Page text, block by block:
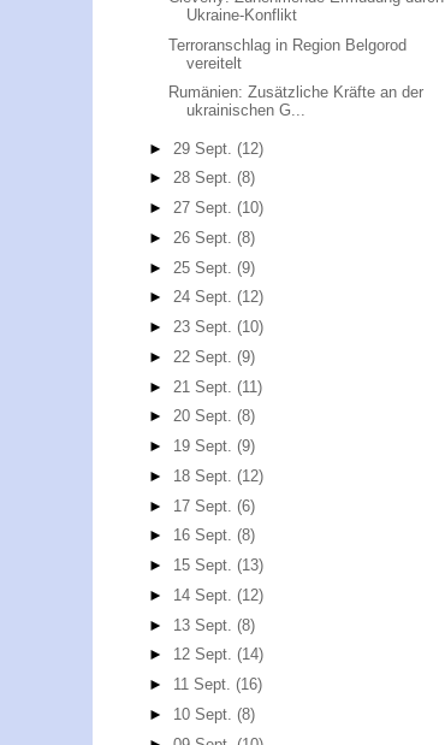
Ukraine-Konflikt
Terroranschlag in Region Belgorod
vereitelt
Rumänien: Zusätzliche Kräfte an der
ukrainischen G...
► 29 Sept.(12)
►28 Sept.(8)
►27 Sept.(10)
► 26 Sept.(8)
► 25 Sept.(9)
►24 Sept.(12)
►23 Sept.(10)
► 22 Sept.(9)
► 21 Sept.(11)
►20 Sept.(8)
► 19 Sept.(9)
► 18 Sept.(12)
► 17 Sept.(6)
► 16 Sept.(8)
► 15 Sept.(13)
► 14 Sept.(12)
► 13 Sept.(8)
► 12 Sept.(14)
► 11 Sept.(16)
► 10 Sept.(8)